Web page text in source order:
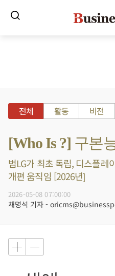
전체 활동 비전
[Who Is ?] 구본
범LG가 최초 독립, 디스플레
개편 움직임 [2026년]
2026-05-08 07:00:00
채명석 기자 -